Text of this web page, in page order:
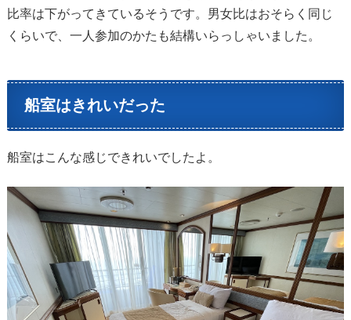
比率は下がってきているそうです。男女比はおそらく同じ
くらいで、一人参加のかたも結構いらっしゃいました。
船室はきれいだった
船室はこんな感じできれいでしたよ。